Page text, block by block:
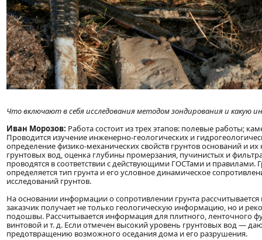
Что включают в себя исследования методом зондирования и какую
Иван Морозов: Работа состоит из трех этапов: полевые работы;
Проводится изучение инженерно-геологических и
определение физико-механических свойств грунтов оснований и
грунтовых вод, оценка глубины промерзания, пучинистых и
проводятся в соответствии с действующими ГОСТами и правилами.
определяется тип грунта и его условное динамическое
исследований грунтов.
На основании информации о сопротивлении грунта
заказчик получает не только геологическую информацию, но и
подошвы. Рассчитывается информация для плитного, ленточного
винтовой и т. д. Если отмечен высокий уровень грунтовых вод —
предотвращению возможного оседания дома и его разрушения.